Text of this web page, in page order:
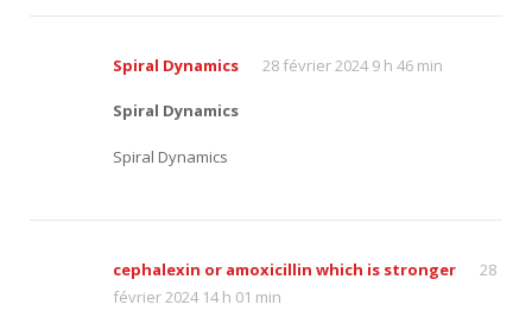
Spiral Dynamics 28 février 2024 9 h 46 min
Spiral Dynamics
Spiral Dynamics
cephalexin or amoxicillin which is stronger
28
février 2024 14 h 01 min